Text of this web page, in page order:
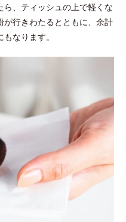
、ティッシュの上で軽くな
が行きわたるとともに、余計
なります。